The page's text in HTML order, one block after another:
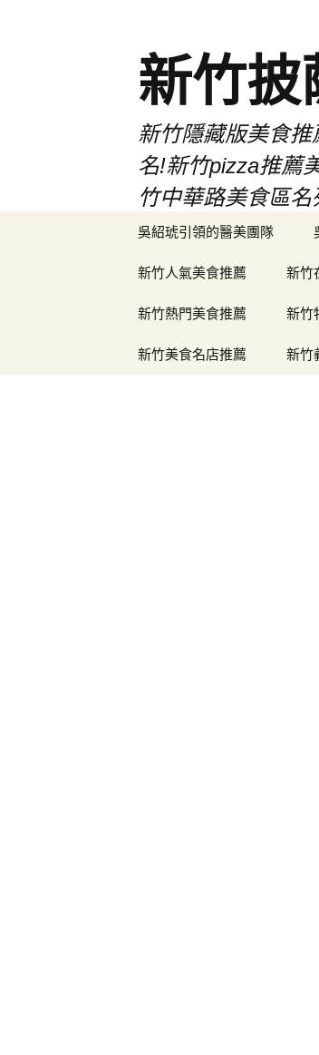
新竹
新竹隱藏版美食
名!新竹pizza推薦
竹中華路美食區名
吳紹琥引領的醫美團隊
新竹人氣美食推薦 新竹
新竹熱門美食推薦 新竹
新竹美食名店推薦 新竹